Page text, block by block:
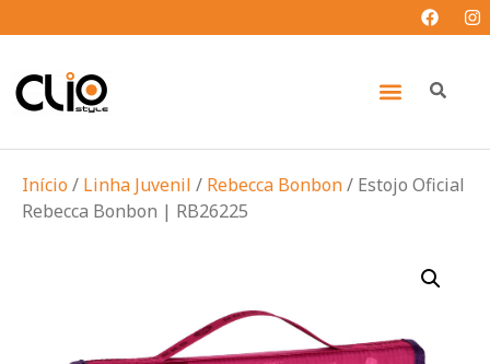
Início / Linha Juvenil / Rebecca Bonbon/ Estojo Oficial
Rebecca Bonbon | RB26225